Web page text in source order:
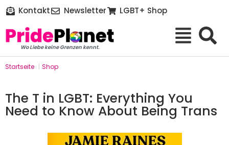
Kontakt Newsletter LGBT+ Shop
Wo Liebe keine Grenzen kennt.
Startseite | Shop
The T in LGBT: Everything You
Need to Know About Being Trans